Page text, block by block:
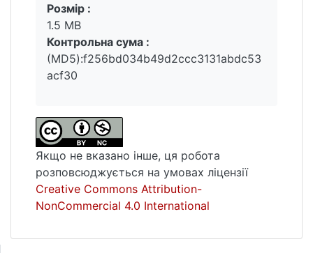
Розмір :
1.5 MB
Контрольна сума :
(MD5):f256bd034b49d2ccc3131abdc53
acf30
Якщо не вказано інше, ця робота
розповсюджується на умовах ліцензії
Creative Commons Attribution-
NonCommercial 4.0 International